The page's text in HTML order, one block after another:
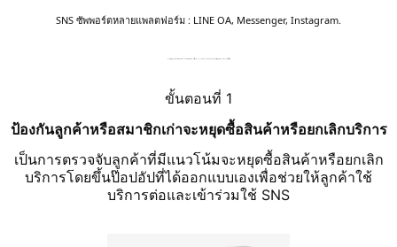
SNS ซัพพอร์ตหลายแพลตฟอร์ม : LINE OA, Messenger, Instagram.
ขั้นตอนที่ 1
ป้องกันลูกค้าหรือสมาชิกเก่าจะหยุดซื้อสินค้าหรือยกเลิกบริการ
เป็นการตรวจจับลูกค้าที่มีแนวโน้มจะหยุดซื้อสินค้าหรือยกเลิก
บริการโดยขึ้นป๊อปอัปที่ได้ออกแบบเองเพื่อช่วยให้ลูกค้าใช้
บริการต่อและเข้าร่วมใช้ SNS